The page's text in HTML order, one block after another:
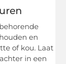
en
of kou. Laat
in een